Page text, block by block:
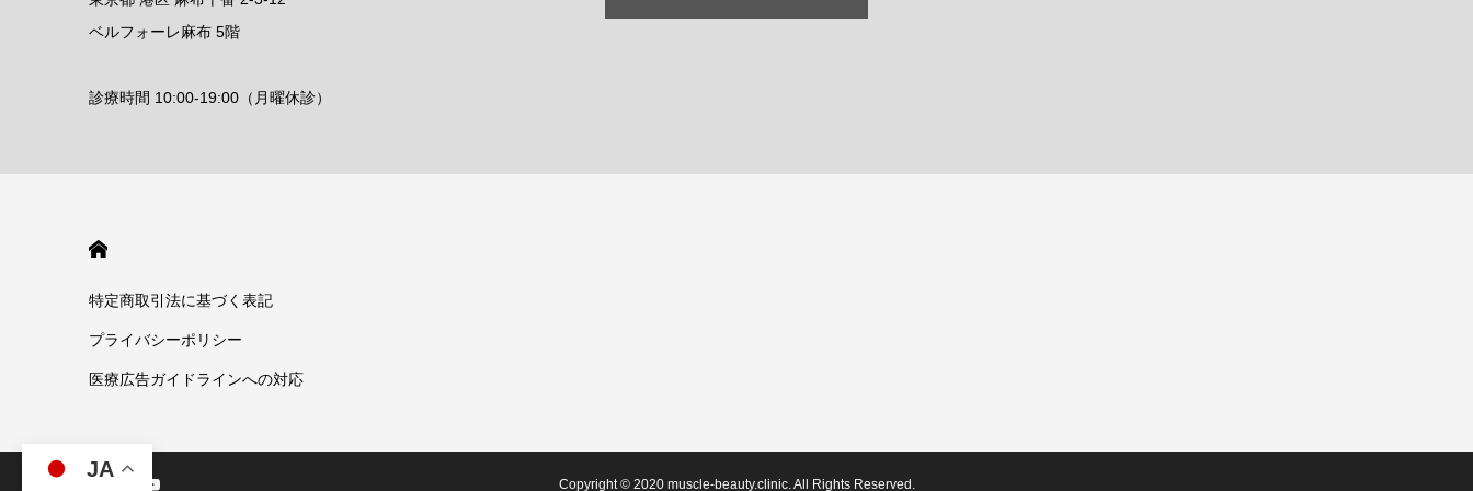
ベルフォーレ麻布 5階
診療時間 10:00-19:00（月曜休診）
特定商取引法に基づく表記
プライバシーポリシー
医療広告ガイドラインへの対応
Copyright © 2020 muscle-beauty.clinic. All Rights Reserved.
JA